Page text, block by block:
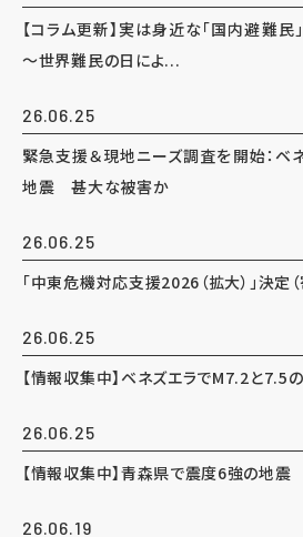
【コラム更新】実は身近な「国内避難
～世界難民の日によ...
26.06.25
緊急支援＆現地ニーズ調査を開始：ベ
地震 甚大な被害か
26.06.25
「中東危機対応支援2026（拡大）」決定
26.06.25
【情報収集中】ベネズエラでM7.2と7.5
26.06.25
【情報収集中】青森県で震度6強の地震
26.06.19